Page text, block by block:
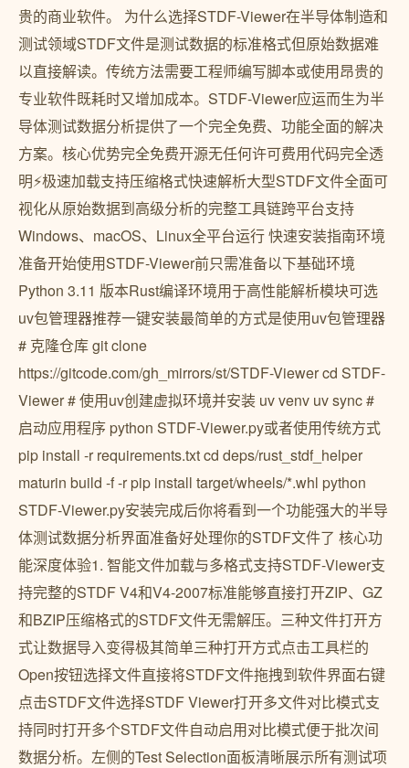
贵的商业软件。 为什么选择STDF-Viewer在半导体制造和
测试领域STDF文件是测试数据的标准格式但原始数据难
以直接解读。传统方法需要工程师编写脚本或使用昂贵的
专业软件既耗时又增加成本。STDF-Viewer应运而生为半
导体测试数据分析提供了一个完全免费、功能全面的解决
方案。核心优势完全免费开源无任何许可费用代码完全透
明⚡极速加载支持压缩格式快速解析大型STDF文件全面可
视化从原始数据到高级分析的完整工具链跨平台支持
Windows、macOS、Linux全平台运行 快速安装指南环境
准备开始使用STDF-Viewer前只需准备以下基础环境
Python 3.11 版本Rust编译环境用于高性能解析模块可选
uv包管理器推荐一键安装最简单的方式是使用uv包管理器
# 克隆仓库 git clone
https://gitcode.com/gh_mirrors/st/STDF-Viewer cd STDF-
Viewer # 使用uv创建虚拟环境并安装 uv venv uv sync #
启动应用程序 python STDF-Viewer.py或者使用传统方式
pip install -r requirements.txt cd deps/rust_stdf_helper
maturin build -f -r pip install target/wheels/*.whl python
STDF-Viewer.py安装完成后你将看到一个功能强大的半导
体测试数据分析界面准备好处理你的STDF文件了 核心功
能深度体验1. 智能文件加载与多格式支持STDF-Viewer支
持完整的STDF V4和V4-2007标准能够直接打开ZIP、GZ
和BZIP压缩格式的STDF文件无需解压。三种文件打开方
式让数据导入变得极其简单三种打开方式点击工具栏的
Open按钮选择文件直接将STDF文件拖拽到软件界面右键
点击STDF文件选择STDF Viewer打开多文件对比模式支
持同时打开多个STDF文件自动启用对比模式便于批次间
数据分析。左侧的Test Selection面板清晰展示所有测试项